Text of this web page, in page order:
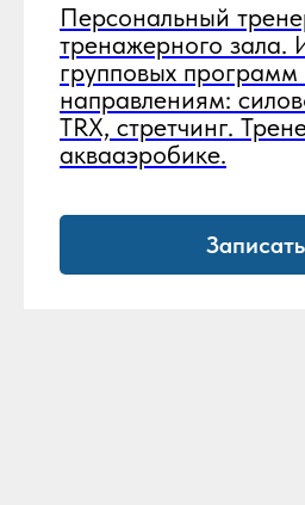
Персональный
тренажерного зала.
групповых программ
направлениям:
TRX, стретчинг.
аквааэробике.